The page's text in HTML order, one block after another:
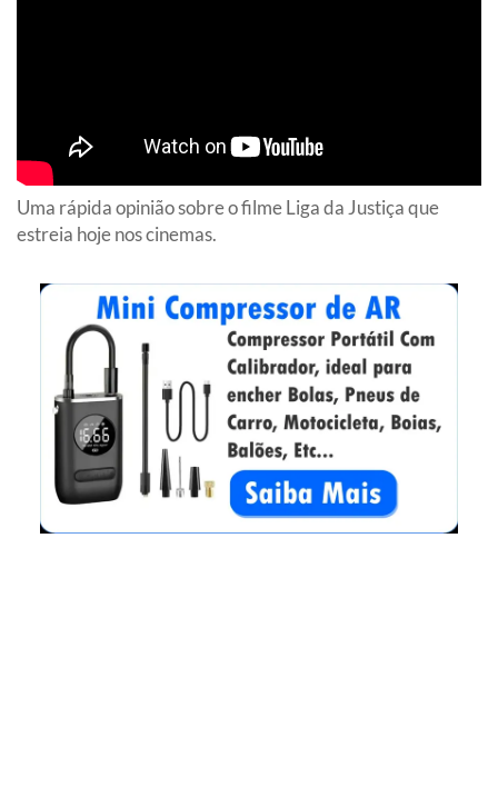
Uma rápida opinião sobre o filme Liga da Justiça que
estreia hoje nos cinemas.